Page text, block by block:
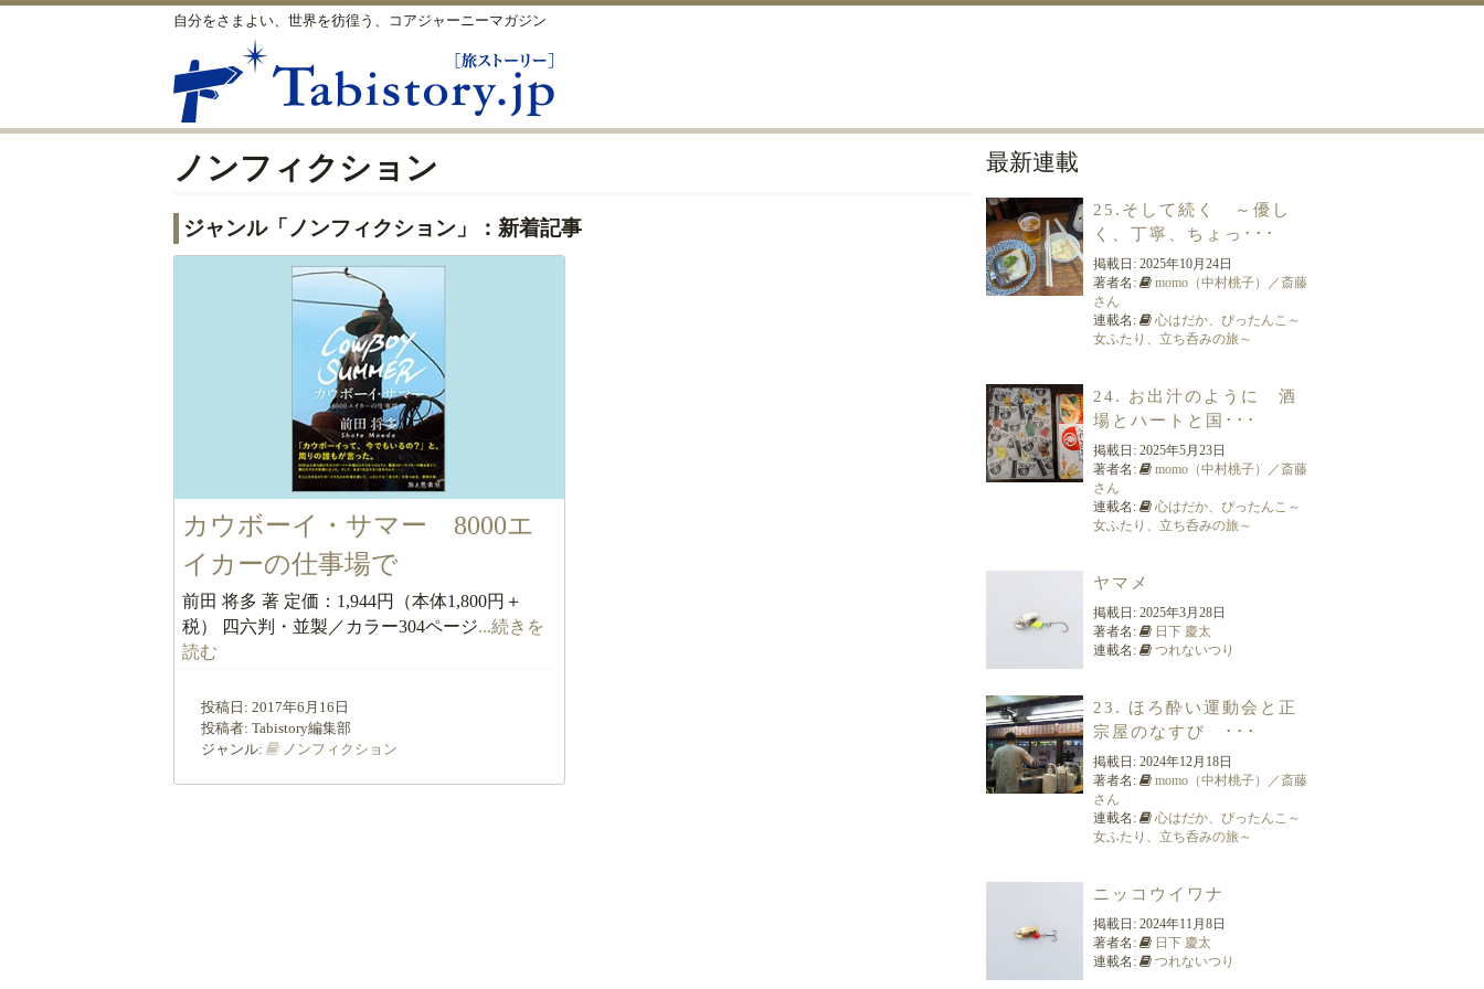
自分をさまよい、世界を彷徨う、コアジャーニーマガジン
ノンフィクション
ジャンル「ノンフィクション」：新着記事
カウボーイ・サマー 8000エ
イカーの仕事場で
前田 将多 著 定価：1,944円（本体1,800円＋
税） 四六判・並製／カラー304ページ...続きを
読む
投稿日: 2017年6月16日
投稿者: Tabistory編集部
ジャンル:
ノンフィクション
最新連載
25.そして続く ～優し
く、丁寧、ちょっ･･･
掲載日: 2025年10月24日
著者名:
momo（中村桃子）／斎藤
さん
連載名:
心はだか、ぴったんこ～
女ふたり、立ち呑みの旅～
24. お出汁のように 酒
場とハートと国･･･
掲載日: 2025年5月23日
著者名:
momo（中村桃子）／斎藤
さん
連載名:
心はだか、ぴったんこ～
女ふたり、立ち呑みの旅～
ヤマメ
掲載日: 2025年3月28日
著者名:
日下 慶太
連載名:
つれないつり
23. ほろ酔い運動会と正
宗屋のなすび ･･･
掲載日: 2024年12月18日
著者名:
momo（中村桃子）／斎藤
さん
連載名:
心はだか、ぴったんこ～
女ふたり、立ち呑みの旅～
ニッコウイワナ
掲載日: 2024年11月8日
著者名:
日下 慶太
連載名:
つれないつり